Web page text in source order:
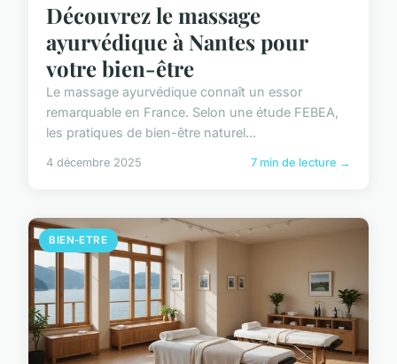
Découvrez le massage
ayurvédique à Nantes pour
votre bien-être
Le massage ayurvédique connaît un essor
remarquable en France. Selon une étude FEBEA,
les pratiques de bien-être naturel...
4 décembre 2025 7 min de lecture →
BIEN-ETRE